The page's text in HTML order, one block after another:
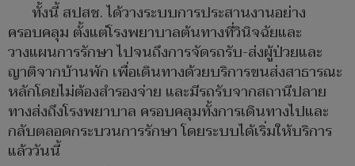
ทั้งนี้ สปสช. ได้วางระบบการประสานงานอย่าง
ครอบคลุม ตั้งแต่โรงพยาบาลต้นทางที่วินิจฉัยและ
วางแผนการรักษา ไปจนถึงการจัดรถรับ-ส่งผู้ป่วยและ
ญาติจากบ้านพัก เพื่อเดินทางด้วยบริการขนส่งสาธารณะ
หลักโดยไม่ต้องสำรองจ่าย และมีรถรับจากสถานีปลาย
ทางส่งถึงโรงพยาบาล ครอบคลุมทั้งการเดินทางไปและ
กลับตลอดกระบวนการรักษา โดยระบบได้เริ่มให้บริการ
แล้ววันนี้